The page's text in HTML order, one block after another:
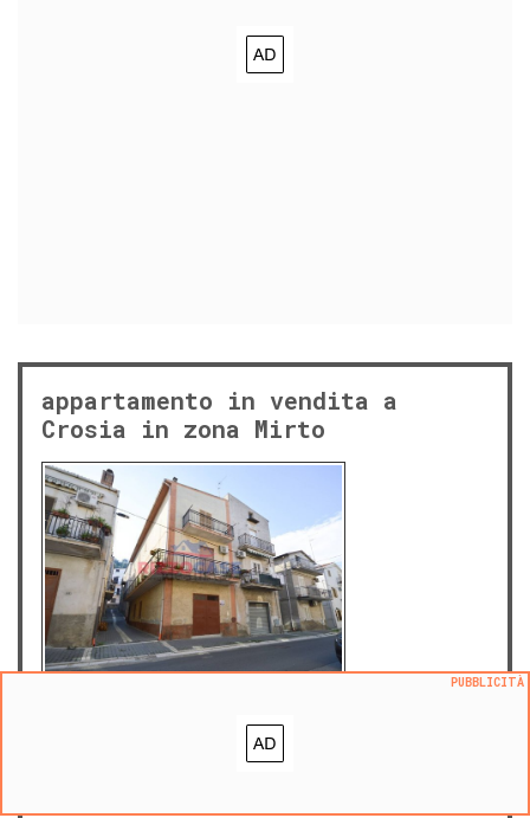
appartamento in vendita a
Crosia in zona Mirto
292 €/m²
PROPOSTO DA:
PUBBLICITÀ